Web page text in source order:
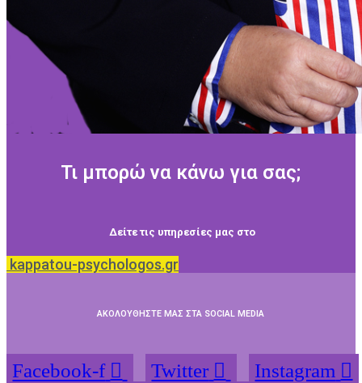
Τι μπορώ να κάνω για σας;
Δείτε τις υπηρεσίες μας στο
kappatou-psychologos.gr
ΑΚΟΛΟΥΘΗΣΤΕ ΜΑΣ ΣΤΑ SOCIAL MEDIA
Facebook-f Twitter
Instagram